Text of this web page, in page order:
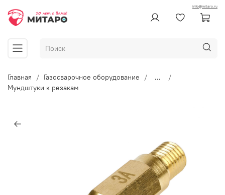
info@mitaro.ru
Главная Газосварочное оборудование
...
Мундштуки к резакам